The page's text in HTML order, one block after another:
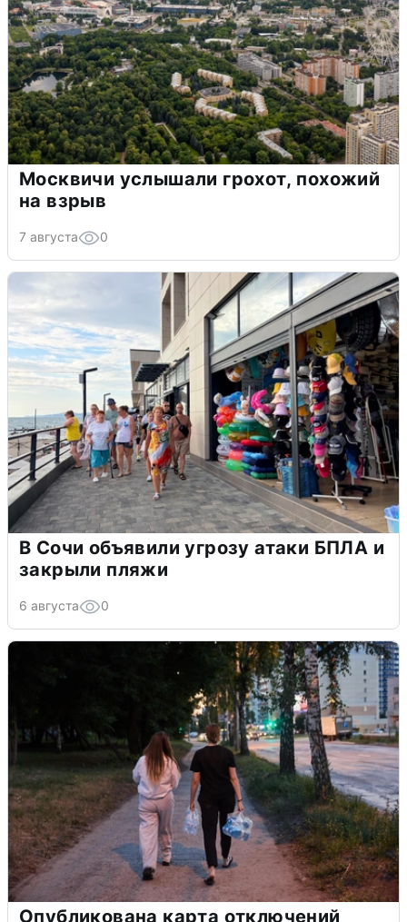
Москвичи услышали грохот, похожий
на взрыв
7 августа 0
В Сочи объявили угрозу атаки БПЛА и
закрыли пляжи
6 августа 0
Опубликована карта отключений